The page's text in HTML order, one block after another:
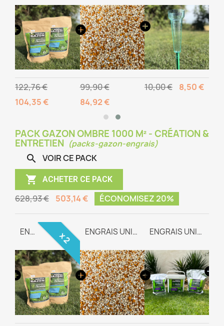
122,76 €
104,35 €
99,90 €
84,92 €
10,00 € 8,50 €
PACK GAZON OMBRE 1000 M² - CRÉATION &
ENTRETIEN (packs-gazon-engrais)
 VOIR CE PACK
 ACHETER CE PACK
628,93 € 503,14 € ÉCONOMISEZ 20%
x 2
ENGRAIS RACINAIRE ENGRAIS UNIVERSEL TEAM-WAY ENGRAIS UNIVERSEL TEAM-WAY